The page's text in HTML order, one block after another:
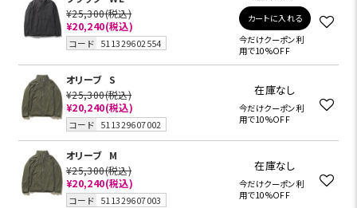
¥25,300(税込)
¥20,240(税込)
コード 511329602554
カートに入れる
今だけクーポン利
用で10%OFF
オリーブ S
¥25,300(税込)
¥20,240(税込)
コード 511329607002
在庫なし
今だけクーポン利
用で10%OFF
オリーブ
M
¥25,300(税込)
¥20,240(税込)
コード 511329607003
在庫なし
今だけクーポン利
用で10%OFF